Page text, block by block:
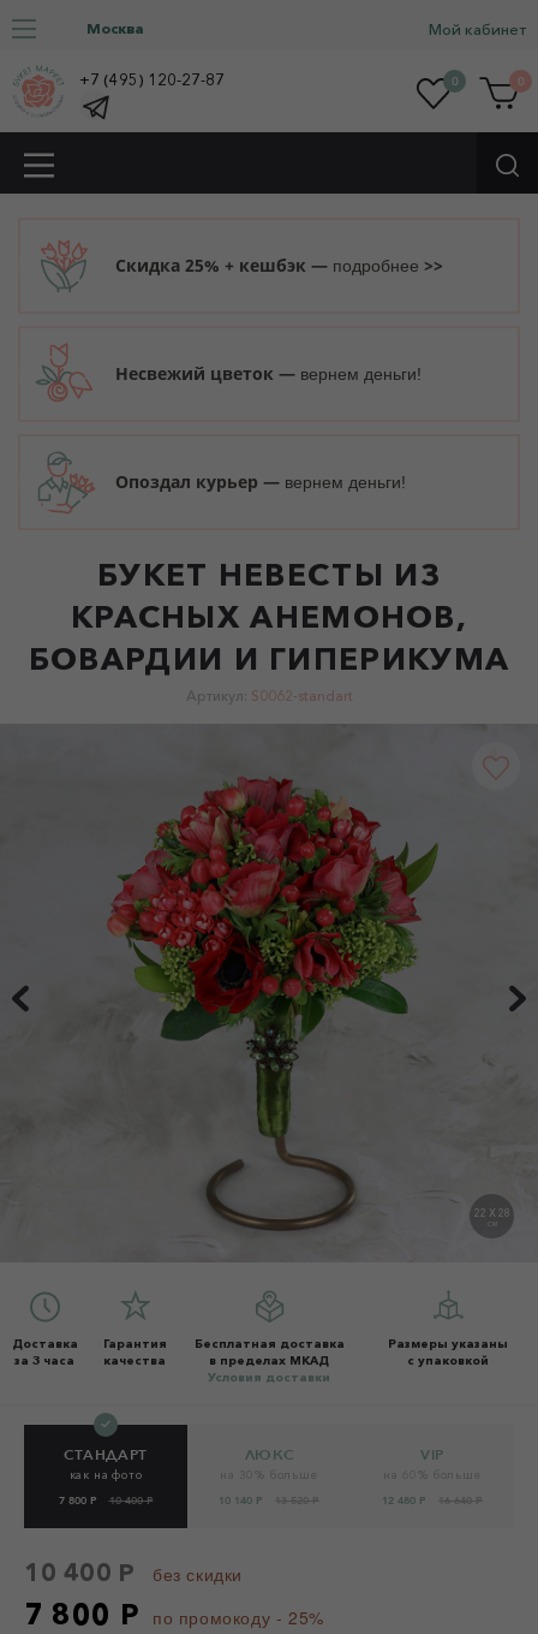
Москва Мой кабинет
+7 (495) 120-27-87 0 0
Скидка 25% + кешбэк — подробнее >>
Несвежий цветок — вернем деньги!
Опоздал курьер — вернем деньги!
БУКЕТ НЕВЕСТЫ ИЗ
КРАСНЫХ АНЕМОНОВ,
БОВАРДИИ И ГИПЕРИКУМА
Артикул: S0062-standart
22 X 28
СМ
Доставка
за 3 часа
Гарантия
качества
Бесплатная доставка
в пределах МКАД
Условия доставки
Размеры указаны
с упаковкой
СТАНДАРТ
как на фото
7 800 Р 10 400 Р
ЛЮКС
10 140 Р 13 520 Р
VIP
12 480 Р 16 640 Р
10 400 Р без скидки
7 800 Р по промокоду - 25%